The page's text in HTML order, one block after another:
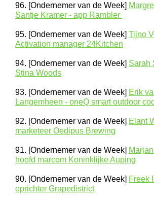
96. [Ondernemer van de Week]
Santje Kramer - app Rambler
95. [Ondernemer van de Week] Tijno
Activation manager 24Kitchen
94. [Ondernemer van de Week] Sarah
Stina Woods
93. [Ondernemer van de Week] Erik
Langemheen - oneQ smart outdoor
92. [Ondernemer van de Week] Elant
marketeer Oedipus Brewing
91. [Ondernemer van de Week]
hoofd marcom Koninklijke Auping
90. [Ondernemer van de Week] Freek
oprichter Grapedistrict